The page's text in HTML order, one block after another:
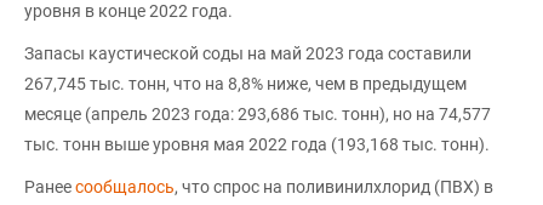
уровня в конце 2022 года.
Запасы каустической соды на май 2023 года составили
267,745 тыс. тонн, что на 8,8% ниже, чем в предыдущем
месяце (апрель 2023 года: 293,686 тыс. тонн), но на 74,577
тыс. тонн выше уровня мая 2022 года (193,168 тыс. тонн).
Ранеесообщалось, что спрос на поливинилхлорид (ПВХ) в